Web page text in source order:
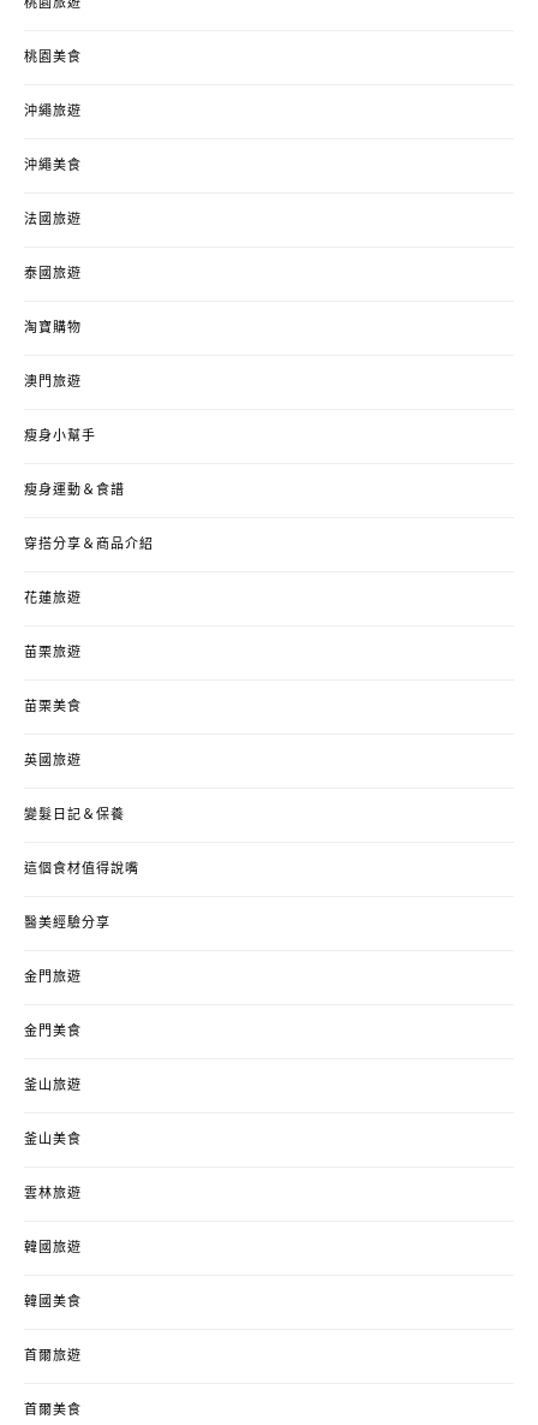
桃園旅遊
桃園美食
沖繩旅遊
沖繩美食
法國旅遊
泰國旅遊
淘寶購物
澳門旅遊
瘦身小幫手
瘦身運動＆食譜
穿搭分享＆商品介紹
花蓮旅遊
苗栗旅遊
苗栗美食
英國旅遊
變髮日記＆保養
這個食材值得說嘴
醫美經驗分享
金門旅遊
金門美食
釜山旅遊
釜山美食
雲林旅遊
韓國旅遊
韓國美食
首爾旅遊
首爾美食